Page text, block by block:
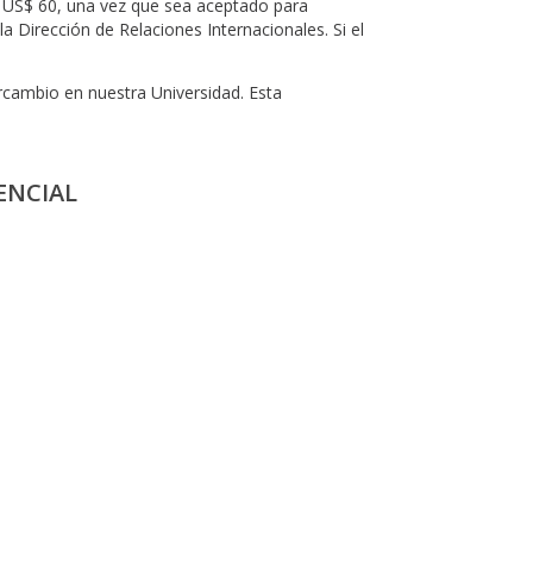
60, una vez que sea aceptado para
de Relaciones Internacionales. Si el
en nuestra Universidad. Esta